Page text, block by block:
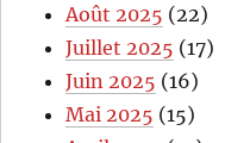
Août 2025 (22)
Juillet 2025 (17)
Juin 2025 (16)
Mai 2025 (15)